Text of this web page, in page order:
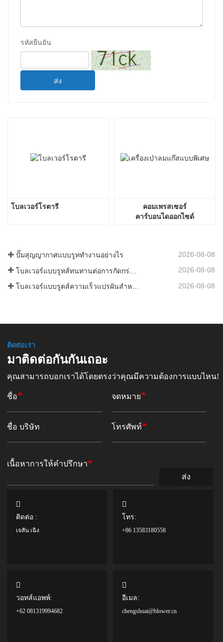
รหัสยืนยัน
ส่ง
โบลเวอร์โรตารี
คอมเพรสเซอร์
คาร์บอนไดออกไซด์
ปั๊มสุญญากาศแบบรูททำงานอย่างไร 2026-08-08
2026-08-08
2026-08-08
ติดต่อเรา
มาติดต่อกันกันเถอะ
คุณสามารถบอกเราได้โดยตรงว่าคุณมีความต้องการแบบไหน!
ชื่อ จดหมาย
ชื่อ บริษัท โทรศัพท์
เนื้อหาการให้คำปรึกษา
ส่ง
ติดต่อ :
เจสัน เฉิง
โทร:
+86 13583180558
วอทส์แอพพ์:
+62 081319994682
อีเมล:
chengshuai@blower.cn